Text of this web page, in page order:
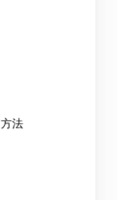
法